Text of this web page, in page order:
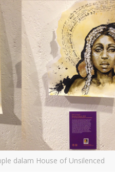
dalam House of Unsilenced